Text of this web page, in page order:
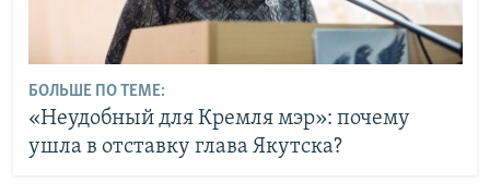
БОЛЬШЕ ПО ТЕМЕ:
«Неудобный для Кремля мэр»: почему
ушла в отставку глава Якутска?